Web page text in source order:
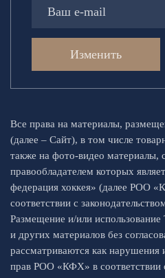
Изменить
Все права на материалы,
(далее – Сайт), в том числе
также на фото-видео материалы,
правообладателем которых
федерация хоккея» (далее РОО
соответствии с
Размещение и/или
и других материалов без
рассматриваются как нарушения
прав РОО «КФХ» в соответствии